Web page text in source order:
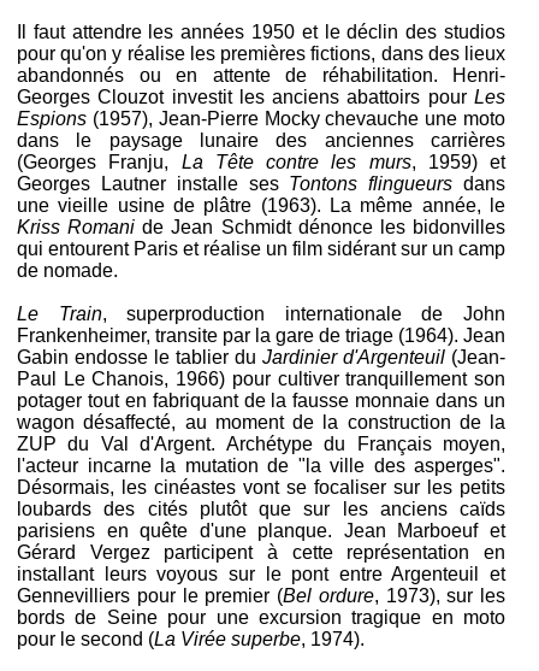
Il faut attendre les années 1950 et le déclin des studios
pour qu'on y réalise les premières fictions, dans des lieux
abandonnés ou en attente de réhabilitation. Henri-
Georges Clouzot investit les anciens abattoirs pour Les
Espions (1957), Jean-Pierre Mocky chevauche une moto
dans le paysage lunaire des anciennes carrières
(Georges Franju, La Tête contre les murs, 1959) et
Georges Lautner installe ses Tontons flingueurs dans
une vieille usine de plâtre (1963). La même année, le
Kriss Romani de Jean Schmidt dénonce les bidonvilles
qui entourent Paris et réalise un film sidérant sur un camp
de nomade.
Le Train, superproduction internationale de John
Frankenheimer, transite par la gare de triage (1964). Jean
Gabin endosse le tablier du Jardinier d'Argenteuil (Jean-
Paul Le Chanois, 1966) pour cultiver tranquillement son
potager tout en fabriquant de la fausse monnaie dans un
wagon désaffecté, au moment de la construction de la
ZUP du Val d'Argent. Archétype du Français moyen,
l'acteur incarne la mutation de "la ville des asperges".
Désormais, les cinéastes vont se focaliser sur les petits
loubards des cités plutôt que sur les anciens caïds
parisiens en quête d'une planque. Jean Marboeuf et
Gérard Vergez participent à cette représentation en
installant leurs voyous sur le pont entre Argenteuil et
Gennevilliers pour le premier (Bel ordure, 1973), sur les
bords de Seine pour une excursion tragique en moto
pour le second (La Virée superbe, 1974).